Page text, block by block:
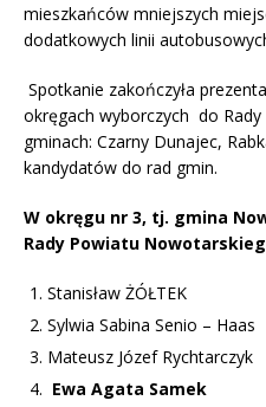
mieszkańców mniejszych
dodatkowych linii
Spotkanie zakończyła
okręgach wyborczych do
gminach: Czarny Dunajec,
kandydatów do rad gmin.
W okręgu nr 3, tj. gmina
Rady Powiatu
Stanisław ŻÓŁTEK
Sylwia Sabina Senio – Haas
Mateusz Józef Rychtarczyk
Ewa Agata Samek